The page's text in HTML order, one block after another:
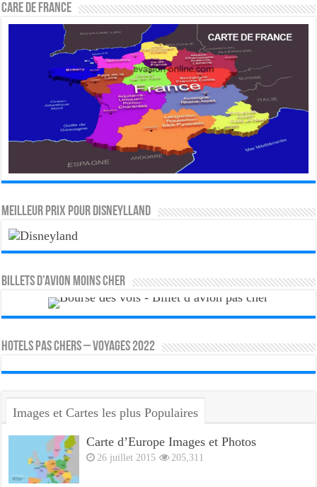
CARE DE FRANCE
MEILLEUR PRIX POUR DISNEYLLAND
Billets d’avion moins cher
HOTELS PAS CHERS – VOYAGES 2022
Images et Cartes les plus Populaires
Carte d’Europe Images et Photos
26 juillet 2015 205,311